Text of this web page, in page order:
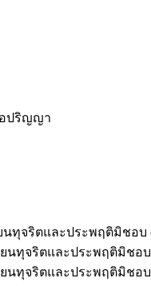
ปริญญา
นทุจริตและประพฤติมิชอบ
ยนทุจริตและประพฤติมิชอ
ยนทุจริตและประพฤติมิชอ